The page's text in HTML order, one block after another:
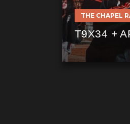
THE CHAPEL
T9X34 +